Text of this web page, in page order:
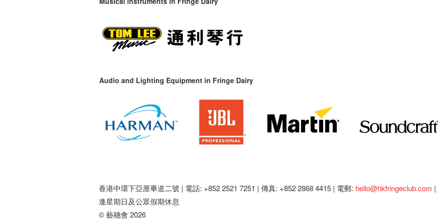
Audio and Lighting Equipment in Fringe Dairy
香港中環下亞厘畢道二號 | 電話: +852 2521 7251 | 傳真: +852 2868 4415 | 電郵: hello@hkfringeclub.com |
逢星期日及公眾假期休息
© 藝穗會 2026